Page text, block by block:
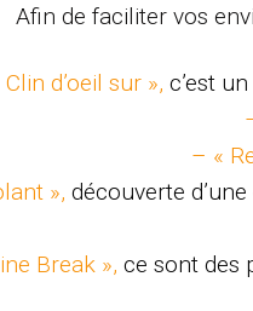
Afin de faciliter vos
d’oeil sur », c’est
– «
», découverte
Break », ce sont des